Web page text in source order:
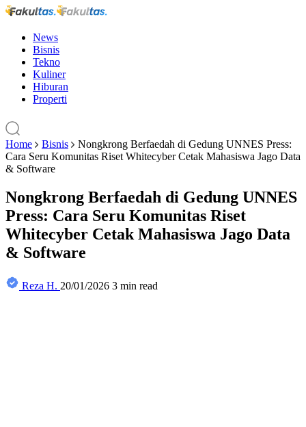
News
Bisnis
Tekno
Kuliner
Hiburan
Properti
Home Bisnis
Nongkrong Berfaedah di Gedung UNNES Press:
Cara Seru Komunitas Riset Whitecyber Cetak Mahasiswa Jago Data
& Software
Nongkrong Berfaedah di Gedung UNNES
Press: Cara Seru Komunitas Riset
Whitecyber Cetak Mahasiswa Jago Data
& Software
Reza H. 20/01/2026 3 min read